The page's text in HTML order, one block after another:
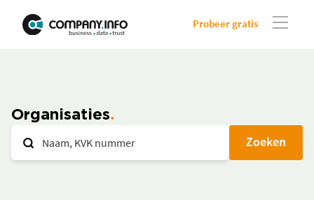
Probeer gratis
Organisaties
Zoeken